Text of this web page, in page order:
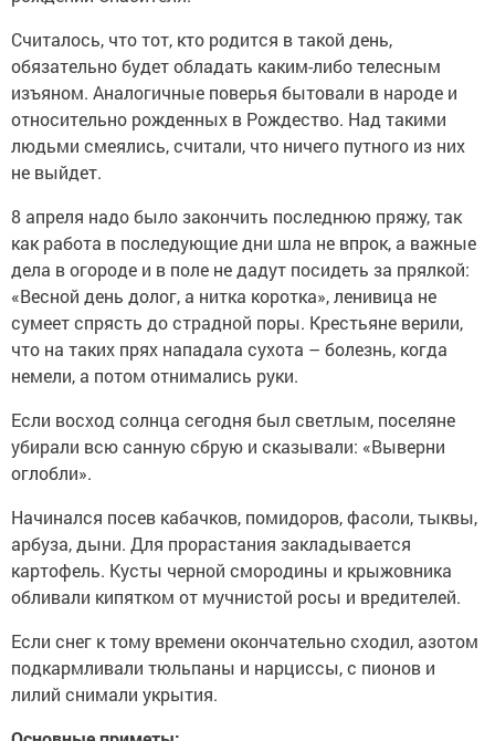
Считалось, что тот, кто родится в такой день,
обязательно будет обладать каким-либо телесным
изъяном. Аналогичные поверья бытовали в народе и
относительно рожденных в Рождество. Над такими
людьми смеялись, считали, что ничего путного из них
не выйдет.
8 апреля надо было закончить последнюю пряжу, так
как работа в последующие дни шла не впрок, а важные
дела в огороде и в поле не дадут посидеть за прялкой:
«Весной день долог, а нитка коротка», ленивица не
сумеет спрясть до страдной поры. Крестьяне верили,
что на таких прях нападала сухота – болезнь, когда
немели, а потом отнимались руки.
Если восход солнца сегодня был светлым, поселяне
убирали всю санную сбрую и сказывали: «Выверни
оглобли».
Начинался посев кабачков, помидоров, фасоли, тыквы,
арбуза, дыни. Для прорастания закладывается
картофель. Кусты черной смородины и крыжовника
обливали кипятком от мучнистой росы и вредителей.
Если снег к тому времени окончательно сходил, азотом
подкармливали тюльпаны и нарциссы, с пионов и
лилий снимали укрытия.